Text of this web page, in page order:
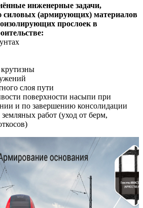
инженерные задачи,
(армирующих) материалов
прослоек в
слоя пути
поверхности насыпи при
и по завершению консолидации
работ (уход от берм,